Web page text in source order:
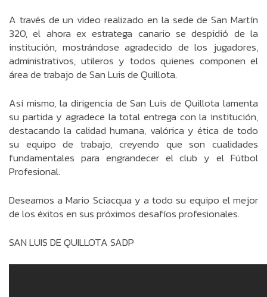
A través de un video realizado en la sede de San Martín
320, el ahora ex estratega canario se despidió de la
institución, mostrándose agradecido de los jugadores,
administrativos, utileros y todos quienes componen el
área de trabajo de San Luis de Quillota.
Así mismo, la dirigencia de San Luis de Quillota lamenta
su partida y agradece la total entrega con la institución,
destacando la calidad humana, valórica y ética de todo
su equipo de trabajo, creyendo que son cualidades
fundamentales para engrandecer el club y el Fútbol
Profesional.
Deseamos a Mario Sciacqua y a todo su equipo el mejor
de los éxitos en sus próximos desafíos profesionales.
SAN LUIS DE QUILLOTA SADP